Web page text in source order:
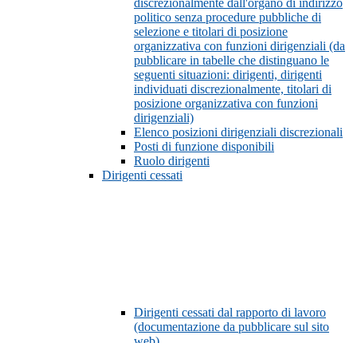
discrezionalmente dall'organo di indirizzo
politico senza procedure pubbliche di
selezione e titolari di posizione
organizzativa con funzioni dirigenziali (da
pubblicare in tabelle che distinguano le
seguenti situazioni: dirigenti, dirigenti
individuati discrezionalmente, titolari di
posizione organizzativa con funzioni
dirigenziali)
Elenco posizioni dirigenziali discrezionali
Posti di funzione disponibili
Ruolo dirigenti
Dirigenti cessati
Dirigenti cessati dal rapporto di lavoro
(documentazione da pubblicare sul sito